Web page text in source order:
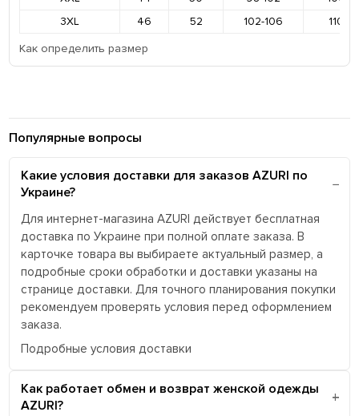
3XL
46 52 102-106
110-
Как определить размер
Популярные вопросы
Какие условия доставки для заказов AZURI по
Украине?
Для интернет-магазина AZURI действует бесплатная
доставка по Украине при полной оплате заказа. В
карточке товара вы выбираете актуальный размер, а
подробные сроки обработки и доставки указаны на
странице доставки. Для точного планирования покупки
рекомендуем проверять условия перед оформлением
заказа.
Подробные условия доставки
Как работает обмен и возврат женской одежды
AZURI?